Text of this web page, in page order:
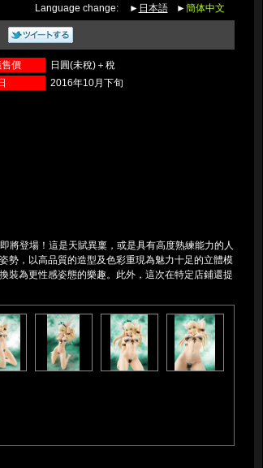
Language change: ► 日本語 ►簡体中文
價
日圓(未稅)＋稅
2016年10月下旬
將登場！這是天賦異稟，或是具有高度熟練能力的人
勢，以高品質的造型及色彩重現為魅力十足的立體模
裝為更性感姿態的樂趣。此外，這次在特定店鋪還提